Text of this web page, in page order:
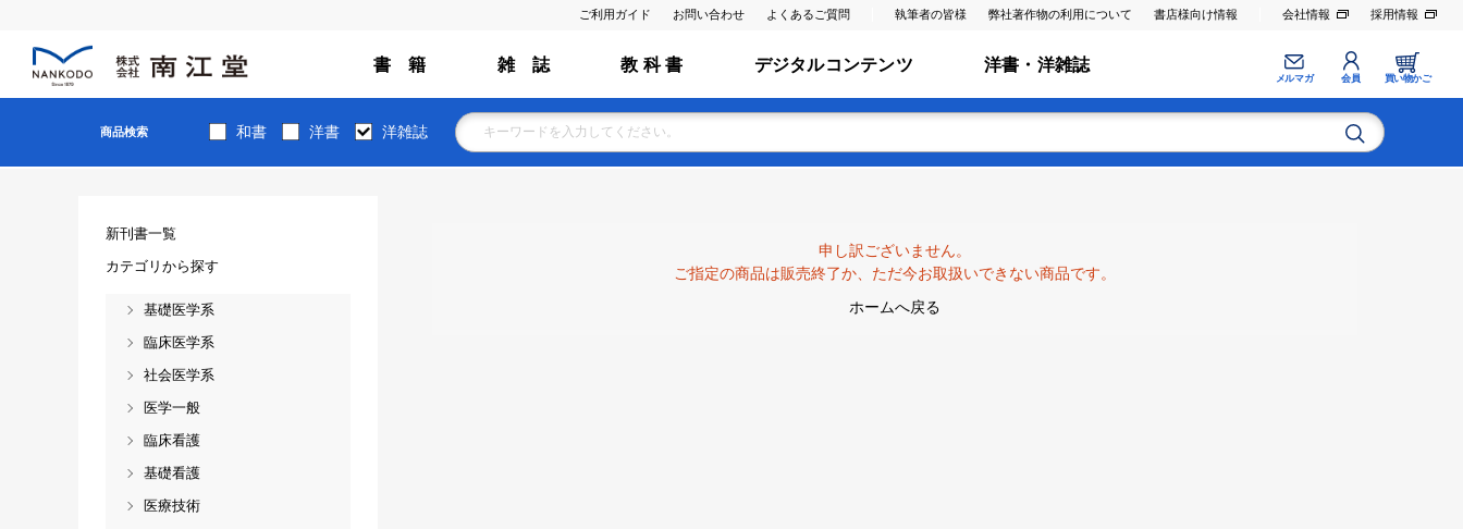
ご利用ガイド お問い合わせ よくあるご質問 執筆者の皆様 弊社著作物の利用について 書店様向け情報 会社情報 採用情報
書 籍 雑 誌 教 科 書 デジタルコンテンツ 洋書・洋雑誌
メルマガ 会員 買い物かご
商品検索 和書 洋書 洋雑誌
申し訳ございません。
ご指定の商品は販売終了か、ただ今お取扱いできない商品です。
ホームへ戻る
新刊書一覧
カテゴリから探す
基礎医学系
臨床医学系
社会医学系
医学一般
臨床看護
基礎看護
医療技術